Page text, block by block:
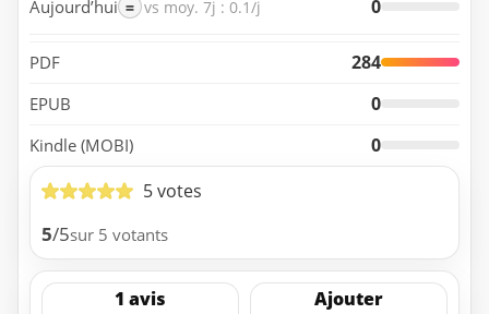
Aujourd’hui = vs moy. 7j : 0.1/j 0
PDF 284
EPUB 0
Kindle (MOBI)
0
5 votes
5/5sur 5 votants
1 avis Ajouter